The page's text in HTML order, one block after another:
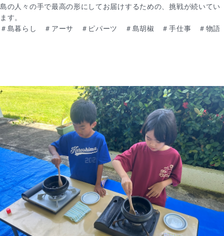
島の人々の手で最高の形にしてお届けするための、挑戦が続いてい
ます。
＃島暮らし ＃アーサ ＃ピパーツ ＃島胡椒 ＃手仕事 ＃物語